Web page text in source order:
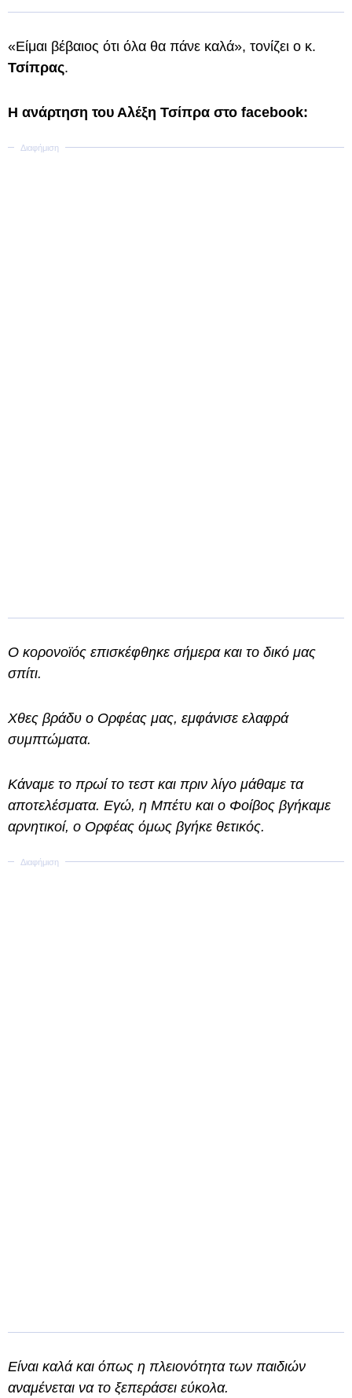
«Είμαι βέβαιος ότι όλα θα πάνε καλά», τονίζει ο κ.
Τσίπρας.
Η ανάρτηση του Αλέξη Τσίπρα στο facebook:
Ο κορονοϊός επισκέφθηκε σήμερα και το δικό μας
σπίτι.
Χθες βράδυ ο Ορφέας μας, εμφάνισε ελαφρά
συμπτώματα.
Κάναμε το πρωί το τεστ και πριν λίγο μάθαμε τα
αποτελέσματα. Εγώ, η Μπέτυ και ο Φοίβος βγήκαμε
αρνητικοί, ο Ορφέας όμως βγήκε θετικός.
Είναι καλά και όπως η πλειονότητα των παιδιών
αναμένεται να το ξεπεράσει εύκολα.